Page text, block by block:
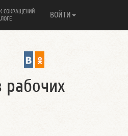
СОКРАЩЕНИЙ
ВОЙТИ